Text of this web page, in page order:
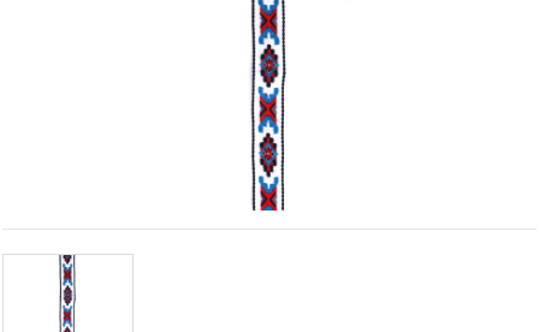
traficul și a
conținut și
reclame